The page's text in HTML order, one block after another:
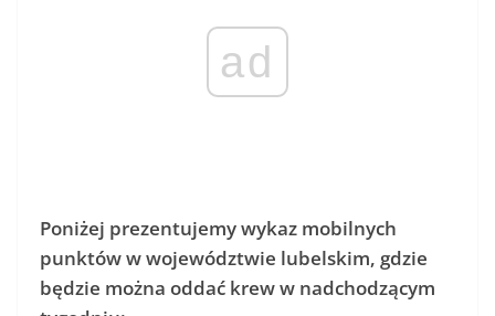
ad
Poniżej prezentujemy wykaz mobilnych
punktów w województwie lubelskim, gdzie
będzie można oddać krew w nadchodzącym